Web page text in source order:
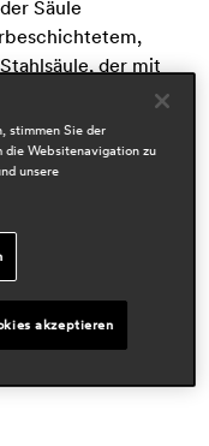
Säule
der mit
stimmen Sie der
die Websitenavigation zu
unsere
akzeptieren